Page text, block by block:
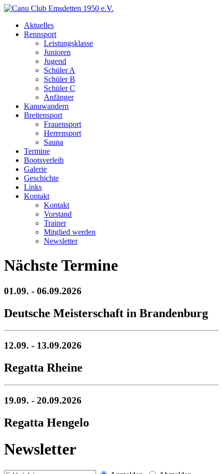
Aktuelles
Rennsport
Leistungsklasse
Junioren
Jugend
Schüler A
Schüler B
Schüler C
Anfänger
Kanuwandern
Breitensport
Frauensport
Herrensport
Sauna
Termine
Bootsverleih
Galerie
Geschichte
Links
Kontakt
Kontakt
Vorstand
Trainer
Mitglied werden
Newsletter
Nächste Termine
01.09. - 06.09.2026
Deutsche Meisterschaft in Brandenburg
12.09. - 13.09.2026
Regatta Rheine
19.09. - 20.09.2026
Regatta Hengelo
Newsletter